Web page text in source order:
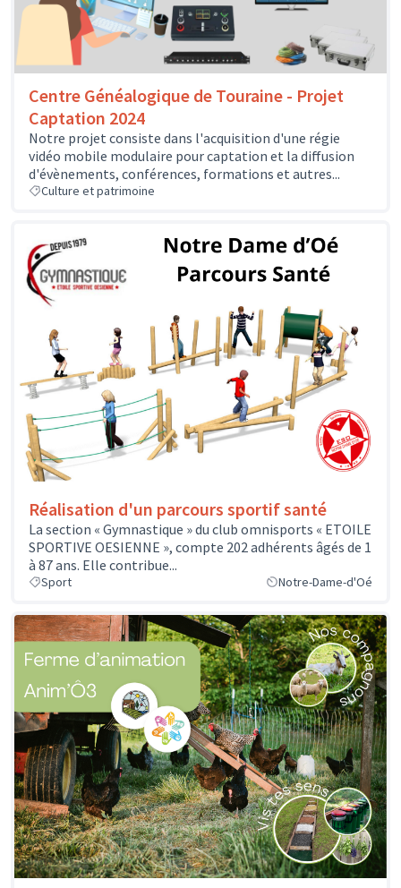
Centre Généalogique de Touraine - Projet
Captation 2024
Notre projet consiste dans l'acquisition d'une régie
vidéo mobile modulaire pour captation et la diffusion
d'évènements, conférences, formations et autres...
Culture et patrimoine
Réalisation d'un parcours sportif santé
La section « Gymnastique » du club omnisports « ETOILE
SPORTIVE OESIENNE », compte 202 adhérents âgés de 1
à 87 ans. Elle contribue...
Sport Notre-Dame-d'Oé